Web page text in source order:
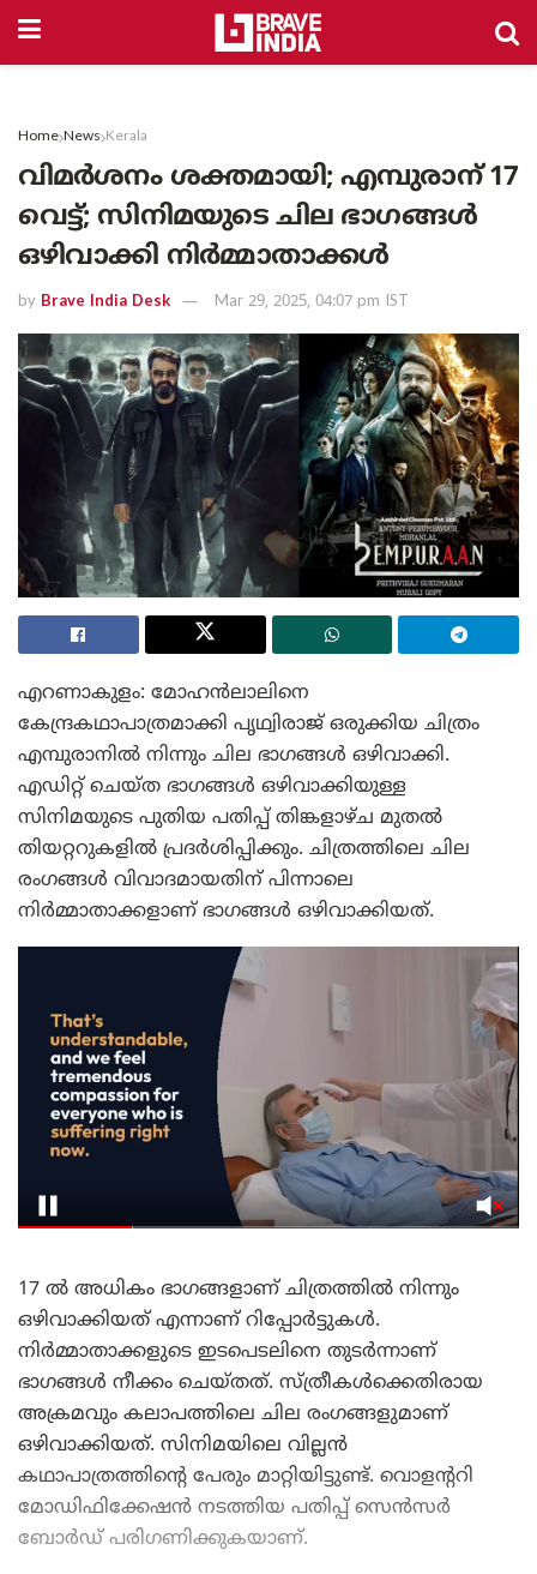
Home News Kerala
വിമർശനം ശക്തമായി; എമ്പുരാന് 17
വെട്ട്; സിനിമയുടെ ചില ഭാഗങ്ങൾ
ഒഴിവാക്കി നിർമ്മാതാക്കൾ
by Brave India Desk Mar 29, 2025, 04:07 pm IST
എറണാകുളം: മോഹൻലാലിനെ
കേന്ദ്രകഥാപാത്രമാക്കി പൃഥ്വിരാജ് ഒരുക്കിയ ചിത്രം
എമ്പുരാനിൽ നിന്നും ചില ഭാഗങ്ങൾ ഒഴിവാക്കി.
എഡിറ്റ് ചെയ്ത ഭാഗങ്ങൾ ഒഴിവാക്കിയുള്ള
സിനിമയുടെ പുതിയ പതിപ്പ് തിങ്കളാഴ്ച മുതൽ
തിയറ്ററുകളിൽ പ്രദർശിപ്പിക്കും. ചിത്രത്തിലെ ചില
രംഗങ്ങൾ വിവാദമായതിന് പിന്നാലെ
നിർമ്മാതാക്കളാണ് ഭാഗങ്ങൾ ഒഴിവാക്കിയത്.
17 ൽ അധികം ഭാഗങ്ങളാണ് ചിത്രത്തിൽ നിന്നും
ഒഴിവാക്കിയത് എന്നാണ് റിപ്പോർട്ടുകൾ.
നിർമ്മാതാക്കളുടെ ഇടപെടലിനെ തുടർന്നാണ്
ഭാഗങ്ങൾ നീക്കം ചെയ്തത്. സ്ത്രീകൾക്കെതിരായ
അക്രമവും കലാപത്തിലെ ചില രംഗങ്ങളുമാണ്
ഒഴിവാക്കിയത്. സിനിമയിലെ വില്ലൻ
കഥാപാത്രത്തിന്റെ പേരും മാറ്റിയിട്ടുണ്ട്. വൊളന്ററി
മോഡിഫിക്കേഷൻ നടത്തിയ പതിപ്പ് സെൻസർ
ബോർഡ് പരിഗണിക്കുകയാണ്.